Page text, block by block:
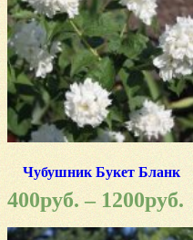
Чубушник Букет Бланк
400руб. – 1200руб.